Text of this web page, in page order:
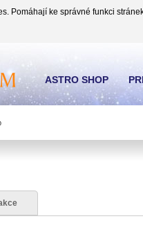
Pomáhají ke správné funkci
ASTRO SHOP